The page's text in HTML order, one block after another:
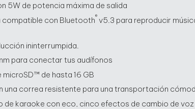
5W de potencia máxima de salida
compatible con Bluetooth® v5.3 para reproducir
ininterrumpida.
para conectar tus audífonos
microSD™ de hasta 16 GB
una correa resistente para una transportación
de karaoke con eco, cinco efectos de cambio de voz